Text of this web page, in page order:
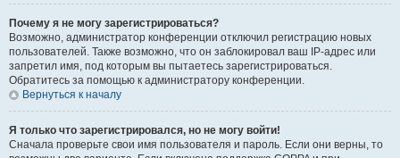
Почему я не могу зарегистрироваться?
Возможно, администратор конференции отключил регистрацию новых
пользователей. Также возможно, что он заблокировал ваш IP-адрес или
запретил имя, под которым вы пытаетесь зарегистрироваться.
Обратитесь за помощью к администратору конференции.
Вернуться к началу
Я только что зарегистрировался, но не могу войти!
Сначала проверьте свои имя пользователя и пароль. Если они верны, то